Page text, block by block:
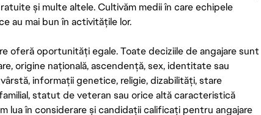
și multe altele. Cultivăm medii în care echipele
au mai bun în activitățile lor.
oferă oportunități egale. Toate deciziile de angajare sunt
origine națională, ascendență, sex, identitate sau
informații genetice, religie, dizabilități, stare
statut de veteran sau orice altă caracteristică
lua în considerare și candidații calificați pentru angajare